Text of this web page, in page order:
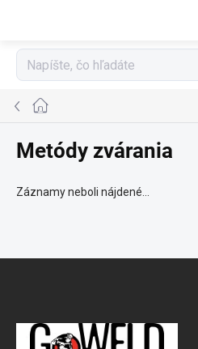
Domov
Metódy zvárania
Záznamy neboli nájdené...